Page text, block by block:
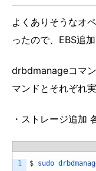
よくありそうなオ
ったので、EBS追
drbdmanageコマ
マンドとそれぞれ
・ストレージ追加
1
$ sudo